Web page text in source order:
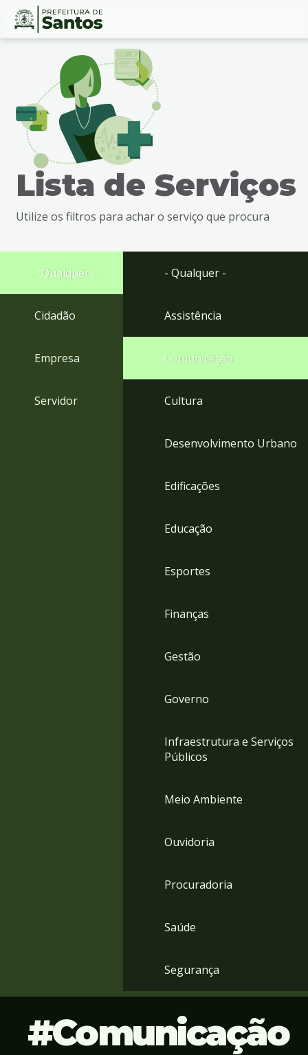
Ir
busca
Ir
rodapé
Conteúdo
Lista de Serviços
Utilize os filtros para achar o serviço que procura
- Qualquer -
Cidadão
Empresa
Servidor
- Qualquer -
Assistência
Comunicação
Cultura
Desenvolvimento Urbano
Edificações
Educação
Esportes
Finanças
Gestão
Governo
Infraestrutura e Serviços
Públicos
Meio Ambiente
Ouvidoria
Procuradoria
Saúde
Segurança
Comunicação